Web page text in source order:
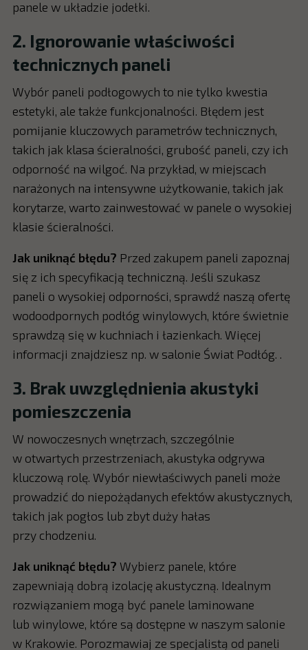
panele w układzie jodełki.
2. Ignorowanie właściwości
technicznych paneli
Wybór paneli podłogowych to nie tylko kwestia
estetyki, ale także funkcjonalności. Błędem jest
pomijanie kluczowych parametrów technicznych,
takich jak klasa ścieralności, grubość paneli, czy ich
odporność na wilgoć. Na przykład, w miejscach
narażonych na intensywne użytkowanie, takich jak
korytarze, warto zainwestować w panele o wysokiej
klasie ścieralności.
Jak uniknąć błędu? Przed zakupem paneli zapoznaj
się z ich specyfikacją techniczną. Jeśli szukasz
paneli o wysokiej odporności, sprawdź naszą ofertę
wodoodpornych podłóg winylowych, które świetnie
sprawdzą się w kuchniach i łazienkach. Więcej
informacji znajdziesz np. w salonie Świat Podłóg. .
3. Brak uwzględnienia akustyki
pomieszczenia
W nowoczesnych wnętrzach, szczególnie
w otwartych przestrzeniach, akustyka odgrywa
kluczową rolę. Wybór niewłaściwych paneli może
prowadzić do niepożądanych efektów akustycznych,
takich jak pogłos lub zbyt duży hałas
przy chodzeniu.
Jak uniknąć błędu? Wybierz panele, które
zapewniają dobrą izolację akustyczną. Idealnym
rozwiązaniem mogą być panele laminowane
lub winylowe, które są dostępne w naszym salonie
w Krakowie. Porozmawiaj ze specjalistą od paneli